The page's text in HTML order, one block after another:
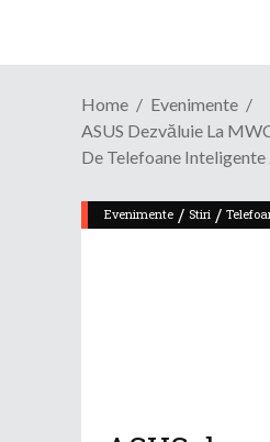
Home
Evenimente
ASUS Dezvăluie La
De Telefoane Inteligente
Evenimente / Stiri /